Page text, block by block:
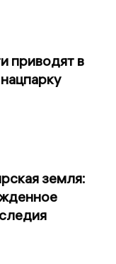
приводят в
земля: